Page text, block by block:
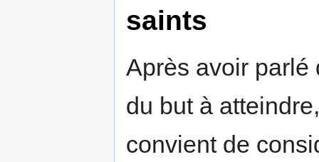
saints
Après avoir parlé
du but à
convient de